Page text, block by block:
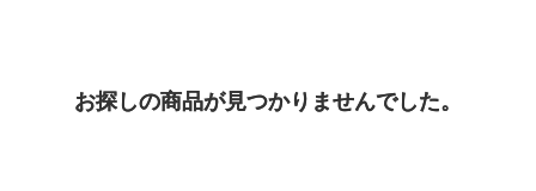
お探しの商品が見つかりませんでした。